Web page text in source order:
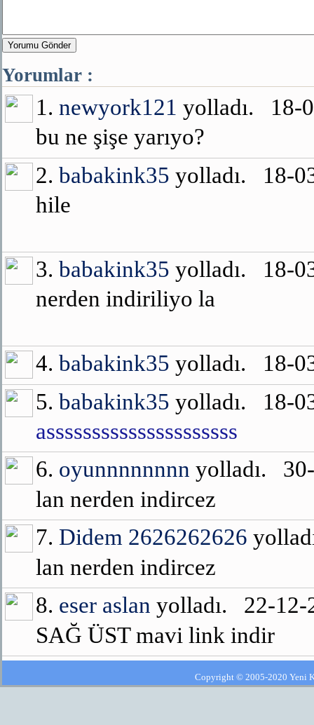
Yorumu Gönder
Yorumlar :
1. newyork121 yolladı. 18-
bu ne şişe yarıyo?
2. babakink35 yolladı. 18-
hile
3. babakink35 yolladı. 18-
nerden indiriliyo la
4. babakink35 yolladı. 18-
5. babakink35 yolladı. 18-
asssssssssssssssssssss
6. oyunnnnnnnn yolladı.
lan nerden indircez
7. Didem 2626262626
lan nerden indircez
8. eser aslan yolladı. 22-
SAĞ ÜST mavi link indir
Copyright © 2005-2020 Yeni